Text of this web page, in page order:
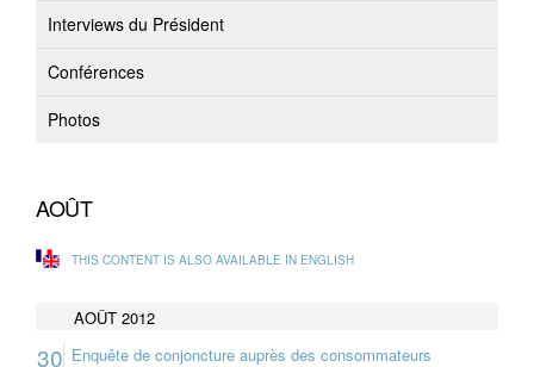
Interviews du Président
Conférences
Photos
AOÛT
THIS CONTENT IS ALSO AVAILABLE IN ENGLISH
AOÛT 2012
30 Enquête de conjoncture auprès des consommateurs